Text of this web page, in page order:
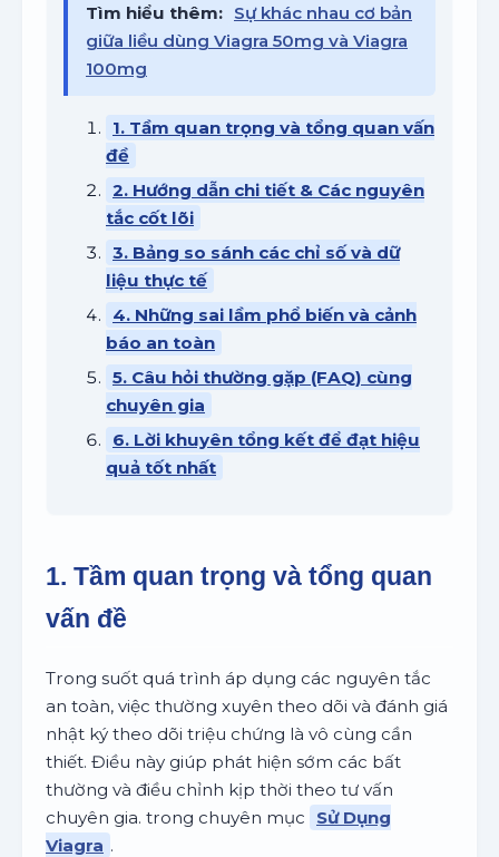
Tìm hiểu thêm: Sự khác nhau cơ bản
giữa liều dùng Viagra 50mg và Viagra
100mg
1. Tầm quan trọng và tổng quan vấn
đề
2. Hướng dẫn chi tiết & Các nguyên
tắc cốt lõi
3. Bảng so sánh các chỉ số và dữ
liệu thực tế
4. Những sai lầm phổ biến và cảnh
báo an toàn
5. Câu hỏi thường gặp (FAQ) cùng
chuyên gia
6. Lời khuyên tổng kết để đạt hiệu
quả tốt nhất
1. Tầm quan trọng và tổng quan
vấn đề
Trong suốt quá trình áp dụng các nguyên tắc
an toàn, việc thường xuyên theo dõi và đánh giá
nhật ký theo dõi triệu chứng là vô cùng cần
thiết. Điều này giúp phát hiện sớm các bất
thường và điều chỉnh kịp thời theo tư vấn
chuyên gia. trong chuyên mục
Sử Dụng
Viagra .